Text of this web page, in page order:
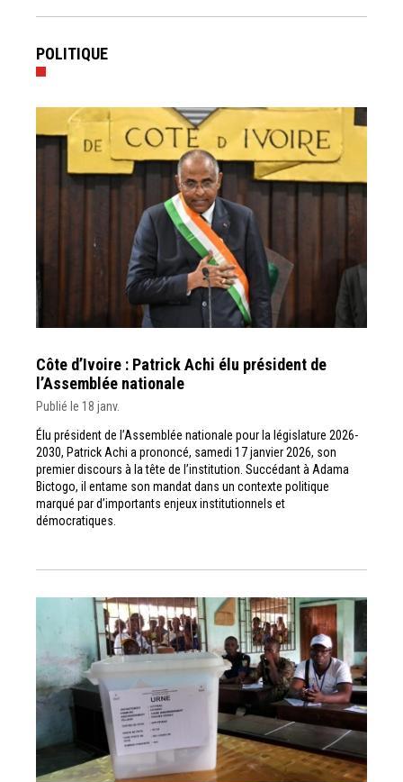
POLITIQUE
Côte d’Ivoire : Patrick Achi élu président de
l’Assemblée nationale
Publié le 18 janv.
Élu président de l’Assemblée nationale pour la législature 2026-
2030, Patrick Achi a prononcé, samedi 17 janvier 2026, son
premier discours à la tête de l’institution. Succédant à Adama
Bictogo, il entame son mandat dans un contexte politique
marqué par d’importants enjeux institutionnels et
démocratiques.